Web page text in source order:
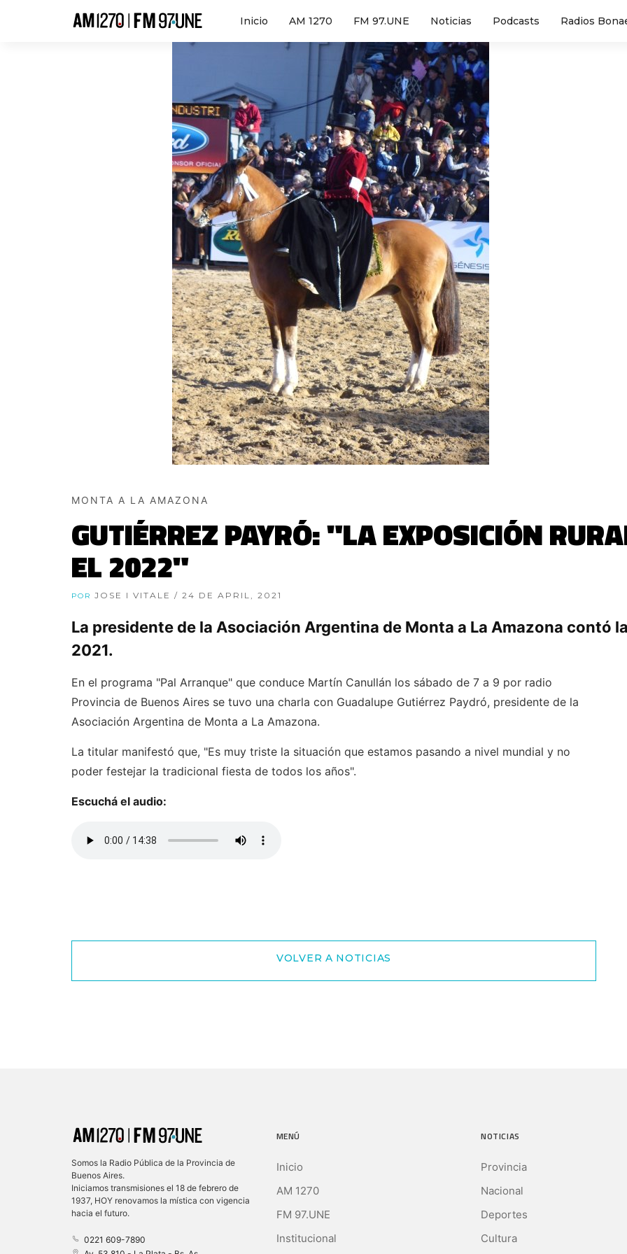
Inicio AM 1270 FM 97.UNE Noticias Podcasts Radios
MONTA A LA AMAZONA
GUTIÉRREZ PAYRÓ: "LA EXPOSICIÓN
EL 2022"
POR JOSE I VITALE / 24 DE APRIL, 2021
La presidente de la Asociación Argentina de Monta a La Amazona contó
2021.
En el programa "Pal Arranque" que conduce Martín Canullán los sábado de 7 a 9 por radio
Provincia de Buenos Aires se tuvo una charla con Guadalupe Gutiérrez Paydró, presidente de la
Asociación Argentina de Monta a La Amazona.
La titular manifestó que, "Es muy triste la situación que estamos pasando a nivel mundial y no
poder festejar la tradicional fiesta de todos los años".
Escuchá el audio:
VOLVER A NOTICIAS
Somos la Radio Pública de la Provincia de
Buenos Aires.
Iniciamos transmisiones el 18 de febrero de
1937, HOY renovamos la mística con vigencia
hacia el futuro.
0221 609-7890
MENÚ
Inicio
AM 1270
FM 97.UNE
Institucional
NOTICIAS
Provincia
Nacional
Deportes
Cultura